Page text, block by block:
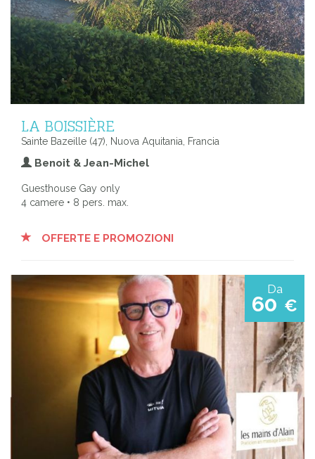
LA BOISSIÈRE
Sainte Bazeille (47), Nuova Aquitania, Francia
Benoit & Jean-Michel
Guesthouse Gay only
4 camere • 8 pers. max.
OFFERTE E PROMOZIONI
Da
60 €